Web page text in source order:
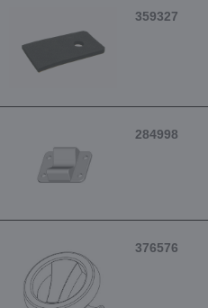
359327
284998
376576